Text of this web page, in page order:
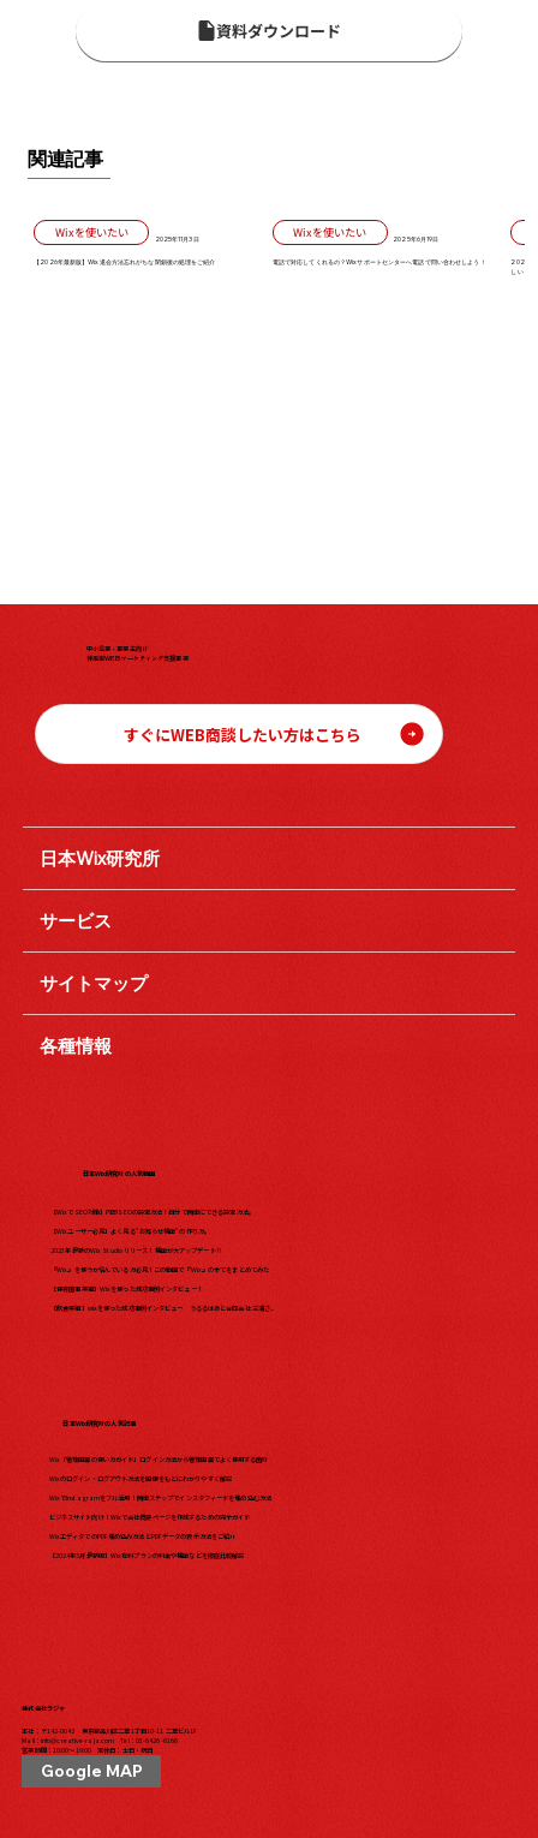
資料ダウンロード
関連記事
Wixを使いたい 2025年11月3日
【2026年最新版】Wix退会方法忘れがちな閉鎖後の処理をご紹介
Wixを使いたい 2025年6月19日
電話で対応してくれるの？Wixサポートセンターへ電話で問い合わせしよう！
2026年
しい「初
中小企業・事業主向け
伴走型WEBマーケティング支援事業
すぐにWEB商談したい方はこちら
日本Wix研究所の人気動画
【WixでSEO対策】内部SEOの設定方法！自分で簡単にできる設定方法。
【Wixユーザー必見】よく見る"お知らせ機能"の作り方。
2023年最新のWix Studio リリース！機能が大アップデート?!
『Wix』を使うか悩んでいる方必見！この動画で『Wix』の全てをまとめてみた​
【保育園事業編】Wixを使った成功事例インタビュー！
【飲食業編】wixを使った成功事例インタビュー うるるはあと合同会社 三浦さ...
日本Wix研究所の人気記事
Wix「管理画面の使い方ガイド」ログイン方法から管理画面でよく使用する箇所
Wixのログイン・ログアウト方法を画像をもとにわかりやすく解説
WixでInstagramをフル活用！簡単ステップでインスタフィードを埋め込む方法
ビジネスサイト向け！Wixで会社概要ページを作成するための完全ガイド
WixエディタでのPDF埋め込み方法とPDFデータの表示方法をご紹介
【2024年5月最新版】Wix有料プランの料金や機能などを徹底比較解説
株式会社ラジャ
本社：〒142-0043 東京都品川区二葉1丁目10-11 二葉ビル1F
Mail： info@creative-raja.com Tel： 03-6426-6166
営業時間：10:00〜19:00 定休日：土日・祝日
Google MAP
日本Wix研究所
サービス
サイトマップ
各種情報